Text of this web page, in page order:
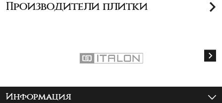
Производители плитки
Информация